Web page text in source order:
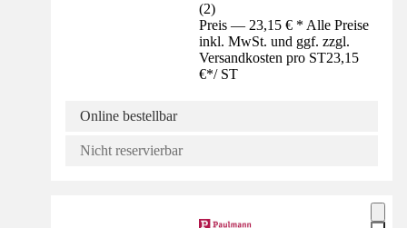
(2)
Preis — 23,15 € * Alle Preise
inkl. MwSt. und ggf. zzgl.
Versandkosten pro ST23,15
€*/ ST
Online bestellbar
Nicht reservierbar